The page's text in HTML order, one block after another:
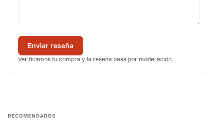
Enviar reseña
Verificamos tu compra y la reseña pasa por moderación.
RECOMENDADOS